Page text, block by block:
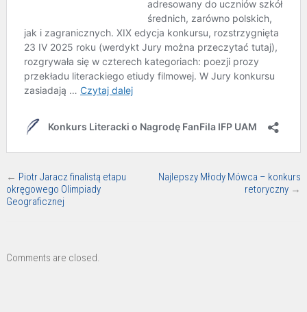
← Piotr Jaracz finalistą etapu
okręgowego Olimpiady
Geograficznej
Najlepszy Młody Mówca – konkurs
retoryczny →
Comments are closed.